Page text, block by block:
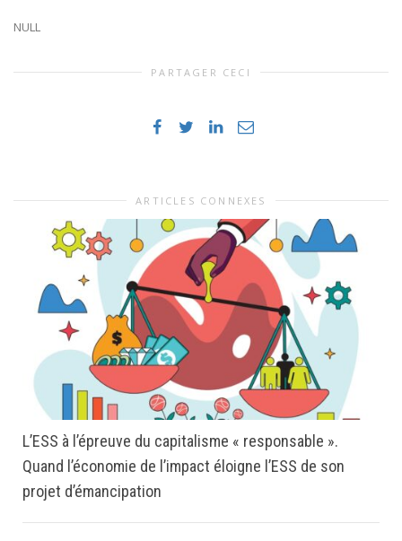
NULL
PARTAGER CECI
ARTICLES CONNEXES
L’ESS à l’épreuve du capitalisme « responsable ».
Quand l’économie de l’impact éloigne l’ESS de son
projet d’émancipation